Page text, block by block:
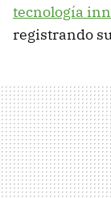
tecnología
registrando